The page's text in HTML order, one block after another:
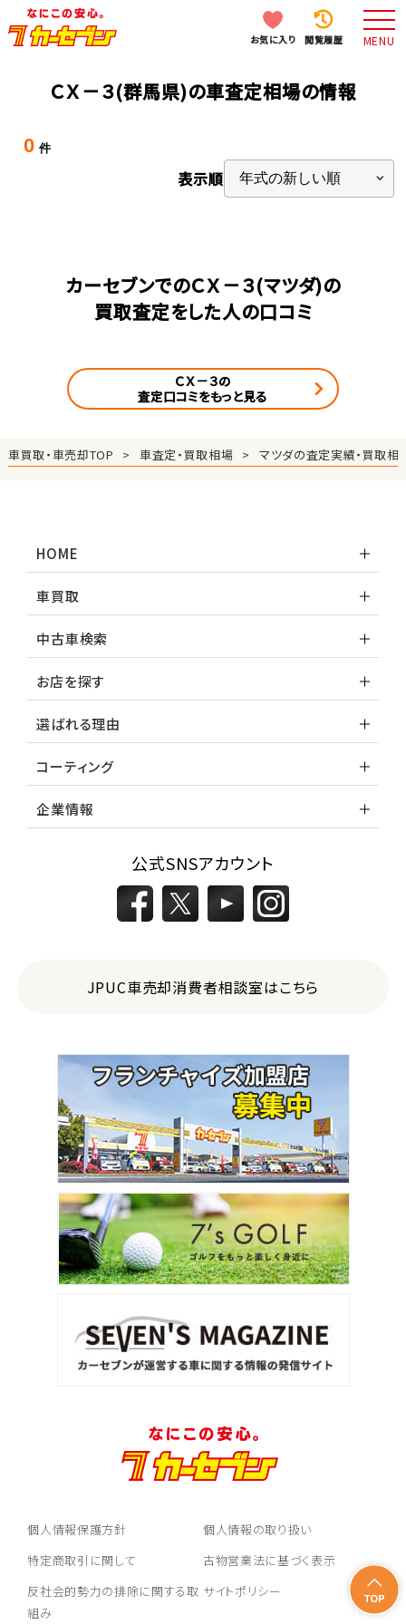
お気に入り 閲覧履歴 MENU
ＣＸ－３(群馬県)の車査定相場の情報
0 件
表示順
カーセブンでのＣＸ－３(マツダ)の
買取査定をした人の口コミ
ＣＸ－３の
査定口コミをもっと見る
車買取・車売却TOP 車査定・買取相場 マツダの査定実績・買取相
HOME
車買取
中古車検索
お店を探す
選ばれる理由
コーティング
企業情報
公式SNSアカウント
JPUC車売却消費者相談室はこちら
個人情報保護方針
個人情報の取り扱い
特定商取引に関して
古物営業法に基づく表示
反社会的勢力の排除に関する取
組み
サイトポリシー